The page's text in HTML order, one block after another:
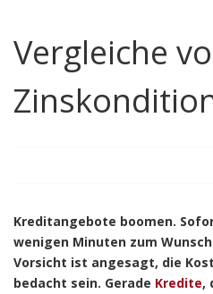
Vergleiche
Kreditangebote boomen.
wenigen Minuten zum
Vorsicht ist angesagt, die
bedacht sein. Gerade Kredite,